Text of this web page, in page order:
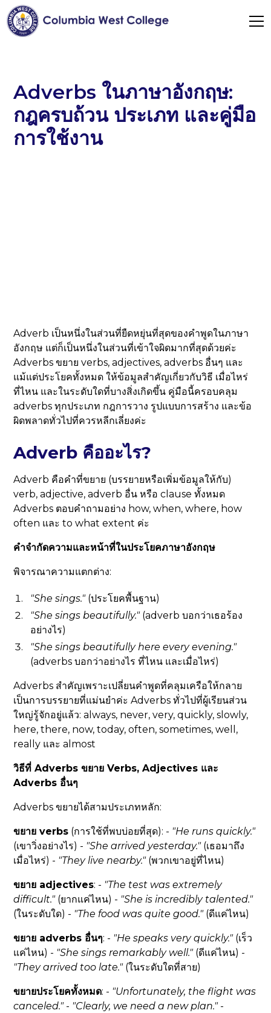
Adverbs ในภาษาอังกฤษ:
กฎครบถ้วน ประเภท และคู่มือ
การใช้งาน
Adverb เป็นหนึ่งในส่วนที่ยืดหยุ่นที่สุดของคำพูดในภาษา
อังกฤษ แต่ก็เป็นหนึ่งในส่วนที่เข้าใจผิดมากที่สุดด้วยค่ะ
Adverbs ขยาย verbs, adjectives, adverbs อื่นๆ และ
แม้แต่ประโยคทั้งหมด ให้ข้อมูลสำคัญเกี่ยวกับวิธี เมื่อไหร่
ที่ไหน และในระดับใดที่บางสิ่งเกิดขึ้น คู่มือนี้ครอบคลุม
adverbs ทุกประเภท กฎการวาง รูปแบบการสร้าง และข้อ
ผิดพลาดทั่วไปที่ควรหลีกเลี่ยงค่ะ
Adverb คืออะไร?
Adverb คือคำที่ขยาย (บรรยายหรือเพิ่มข้อมูลให้กับ)
verb, adjective, adverb อื่น หรือ clause ทั้งหมด
Adverbs ตอบคำถามอย่าง how, when, where, how
often และ to what extent ค่ะ
คำจำกัดความและหน้าที่ในประโยคภาษาอังกฤษ
พิจารณาความแตกต่าง:
"She sings."(ประโยคพื้นฐาน)
"She singsbeautifully."(adverb บอกว่าเธอร้อง
อย่างไร)
"She singsbeautifully here every evening."
(adverbs บอกว่าอย่างไร ที่ไหน และเมื่อไหร่)
Adverbs สำคัญเพราะเปลี่ยนคำพูดที่คลุมเครือให้กลาย
เป็นการบรรยายที่แม่นยำค่ะ Adverbs ทั่วไปที่ผู้เรียนส่วน
ใหญ่รู้จักอยู่แล้ว: always, never, very, quickly, slowly,
here, there, now, today, often, sometimes, well,
really และ almost
วิธีที่ Adverbs ขยาย Verbs, Adjectives และ
Adverbs อื่นๆ
Adverbs ขยายได้สามประเภทหลัก:
ขยาย verbs (การใช้ที่พบบ่อยที่สุด): - "He runsquickly."
(เขาวิ่งอย่างไร) - "She arrived yesterday."(เธอมาถึง
เมื่อไหร่) - "They livenearby."(พวกเขาอยู่ที่ไหน)
ขยาย adjectives: - "The test wasextremely
difficult."(ยากแค่ไหน) - "She isincrediblytalented."
(ในระดับใด) - "The food wasquite good."(ดีแค่ไหน)
ขยาย adverbs อื่นๆ: - "He speaks veryquickly."(เร็ว
แค่ไหน) - "She singsremarkablywell."(ดีแค่ไหน) -
"They arrived too late."(ในระดับใดที่สาย)
ขยายประโยคทั้งหมด: - "Unfortunately, the flight was
canceled."- "Clearly, we need a new plan."-